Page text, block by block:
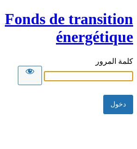
Fonds de transition
énergétique
كلمة المرور